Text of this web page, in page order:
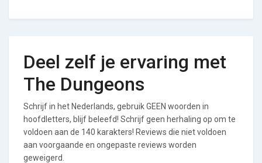
Deel zelf je ervaring met
The Dungeons
Schrijf in het Nederlands, gebruik GEEN woorden in
hoofdletters, blijf beleefd! Schrijf geen herhaling op om te
voldoen aan de 140 karakters! Reviews die niet voldoen
aan voorgaande en ongepaste reviews worden
geweigerd.